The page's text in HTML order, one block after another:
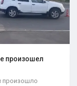
произошел
произошло